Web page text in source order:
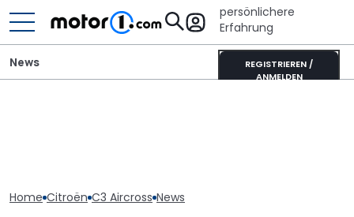
persönlichere
Erfahrung
REGISTRIEREN /
ANMELDEN
News
Home Citroën C3 Aircross News